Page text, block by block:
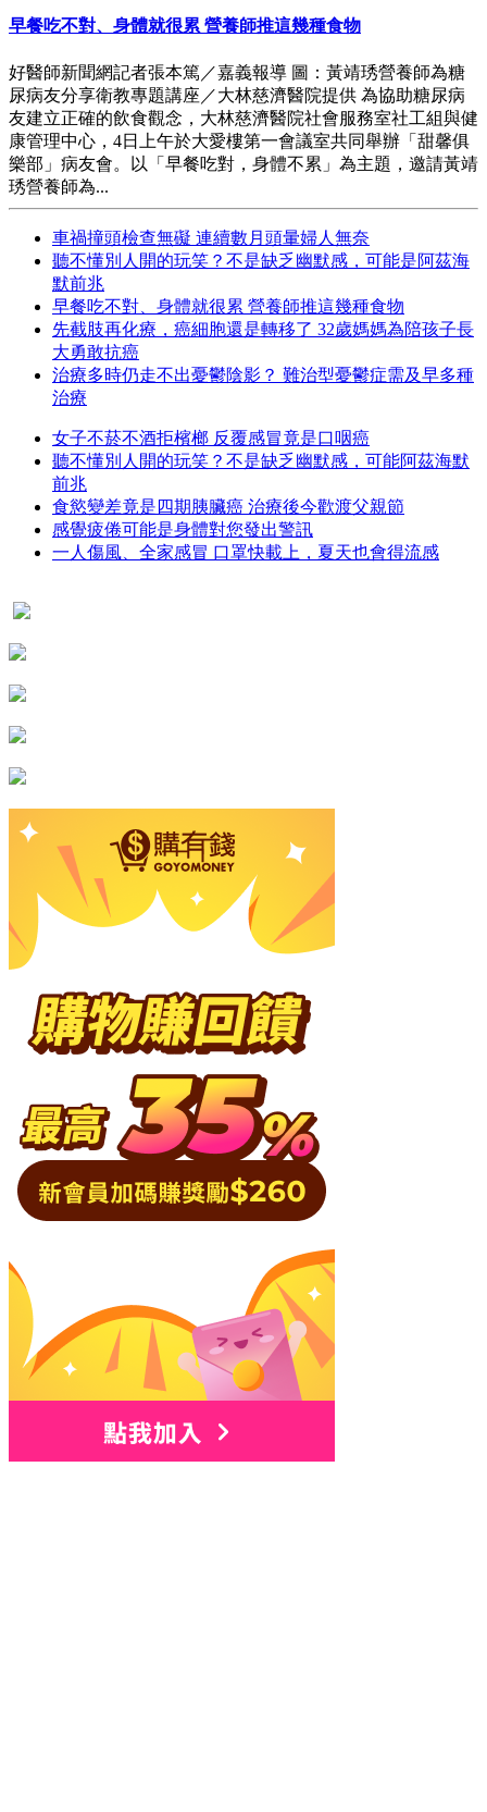
早餐吃不對、身體就很累 營養師推這幾種食物
好醫師新聞網記者張本篤／嘉義報導 圖：黃靖琇營養師為糖
尿病友分享衛教專題講座／大林慈濟醫院提供 為協助糖尿病
友建立正確的飲食觀念，大林慈濟醫院社會服務室社工組與健
康管理中心，4日上午於大愛樓第一會議室共同舉辦「甜馨俱
樂部」病友會。以「早餐吃對，身體不累」為主題，邀請黃靖
琇營養師為...
車禍撞頭檢查無礙 連續數月頭暈婦人無奈
聽不懂別人開的玩笑？不是缺乏幽默感，可能是阿茲海
默前兆
早餐吃不對、身體就很累 營養師推這幾種食物
先截肢再化療，癌細胞還是轉移了 32歲媽媽為陪孩子長
大勇敢抗癌
治療多時仍走不出憂鬱陰影？ 難治型憂鬱症需及早多種
治療
女子不菸不酒拒檳榔 反覆感冒竟是口咽癌
聽不懂別人開的玩笑？不是缺乏幽默感，可能阿茲海默
前兆
食慾變差竟是四期胰臟癌 治療後今歡渡父親節
感覺疲倦可能是身體對您發出警訊
一人傷風、全家感冒 口罩快載上，夏天也會得流感